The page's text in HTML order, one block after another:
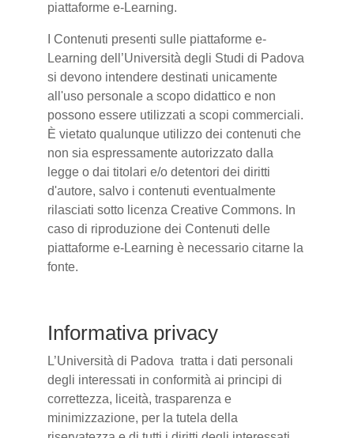
piattaforme e-Learning.
I Contenuti presenti sulle piattaforme e-
Learning dell’Università degli Studi di Padova
si devono intendere destinati unicamente
all'uso personale a scopo didattico e non
possono essere utilizzati a scopi commerciali.
È vietato qualunque utilizzo dei contenuti che
non sia espressamente autorizzato dalla
legge o dai titolari e/o detentori dei diritti
d'autore, salvo i contenuti eventualmente
rilasciati sotto licenza Creative Commons. In
caso di riproduzione dei Contenuti delle
piattaforme e-Learning è necessario citarne la
fonte.
Informativa privacy
L’Università di Padova tratta i dati personali
degli interessati in conformità ai principi di
correttezza, liceità, trasparenza e
minimizzazione, per la tutela della